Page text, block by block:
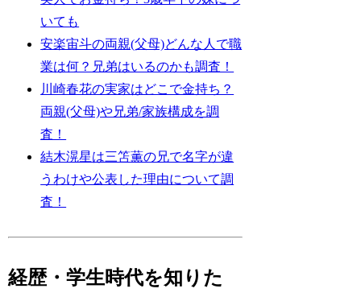
いても
安楽宙斗の両親(父母)どんな人で職
業は何？兄弟はいるのかも調査！
川崎春花の実家はどこで金持ち？
両親(父母)や兄弟/家族構成を調
査！
結木滉星は三笘薫の兄で名字が違
うわけや公表した理由について調
査！
経歴・学生時代を知りた